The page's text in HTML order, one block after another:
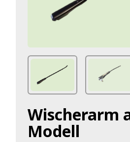
Wischerarm
Modell